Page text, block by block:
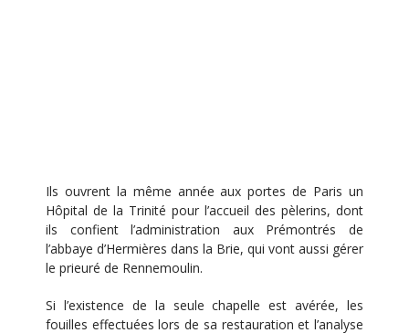
Ils ouvrent la même année aux portes de Paris un
Hôpital de la Trinité pour l’accueil des pèlerins, dont
ils confient l’administration aux Prémontrés de
l’abbaye d’Hermières dans la Brie, qui vont aussi gérer
le prieuré de Rennemoulin.
Si l’existence de la seule chapelle est avérée, les
fouilles effectuées lors de sa restauration et l’analyse